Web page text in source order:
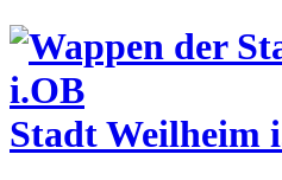
Stadt Weilheim